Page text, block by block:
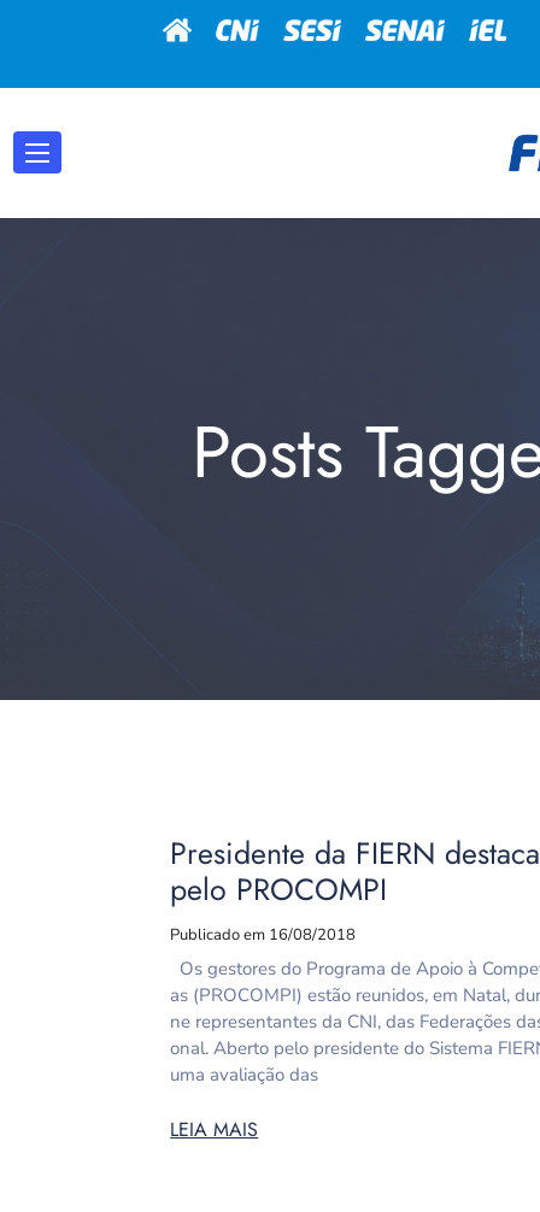
Posts
Presidente da FIERN
pelo PROCOMPI
Publicado em 16/08/2018
Os gestores do Programa de Apoio à
as (PROCOMPI) estão reunidos, em Natal,
ne representantes da CNI, das Federações
onal. Aberto pelo presidente do Sistema
uma avaliação das
LEIA MAIS